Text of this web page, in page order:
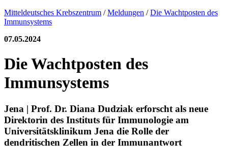
Mitteldeutsches Krebszentrum /Meldungen /Die Wachtposten des
Immunsystems
07.05.2024
Die Wachtposten des
Immunsystems
Jena | Prof. Dr. Diana Dudziak erforscht als neue
Direktorin des Instituts für Immunologie am
Universitätsklinikum Jena die Rolle der
dendritischen Zellen in der Immunantwort